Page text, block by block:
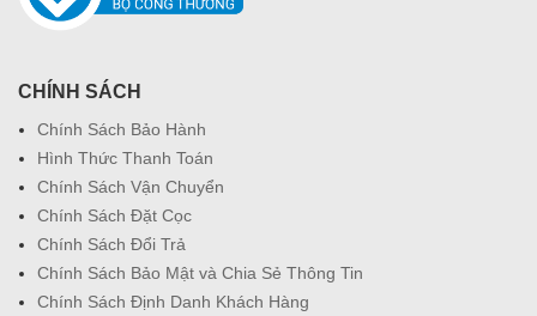
CHÍNH SÁCH
Chính Sách Bảo Hành
Hình Thức Thanh Toán
Chính Sách Vận Chuyển
Chính Sách Đặt Cọc
Chính Sách Đổi Trả
Chính Sách Bảo Mật và Chia Sẻ Thông Tin
Chính Sách Định Danh Khách Hàng